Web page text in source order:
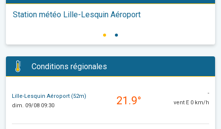
Station météo Lille-Lesquin Aéroport
Conditions régionales
Lille-Lesquin Aéroport (52m)
dim. 09/08 09:30
21.9°
-
vent E 0 km/h